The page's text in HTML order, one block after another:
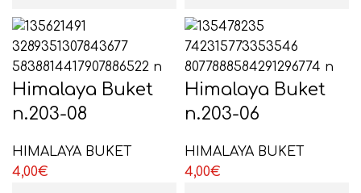
Himalaya Buket
n.203-08
HIMALAYA BUKET
4,00€
Himalaya Buket
n.203-06
HIMALAYA BUKET
4,00€